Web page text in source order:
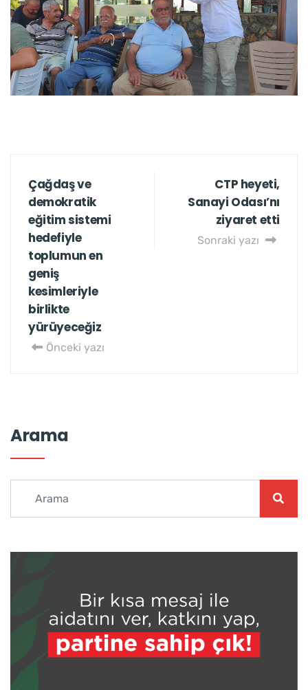
Çağdaş ve
demokratik
eğitim sistemi
hedefiyle
toplumun en
geniş
kesimleriyle
birlikte
yürüyeceğiz
Önceki yazı
CTP heyeti,
Sanayi Odası’nı
ziyaret etti
Sonraki yazı
Arama